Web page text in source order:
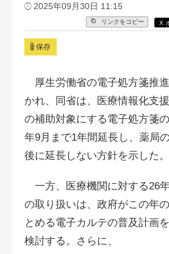
2025年09月30日 11:15
リンクをコピー X
保存
厚生労働省の電子処方箋推
かれ、同省は、医療情報化支
の補助対象にする電子処方箋
年9月まで1年間延長し、薬局
後に延長しない方針を示した。
一方、医療機関に対する26
の取り扱いは、政府がこの年
とめる電子カルテの普及計画
検討する。さらに、